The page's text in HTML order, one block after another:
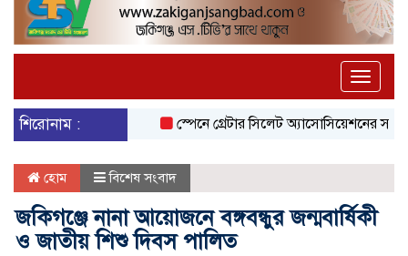
Toggle
শিরোনাম :
স্পেনে গ্রেটার সিলেট অ্যাসোসিয়েশনের
হোম বিশেষ সংবাদ
জকিগঞ্জে নানা আয়োজনে বঙ্গবন্ধুর জন্মবার্ষিকী
ও জাতীয় শিশু দিবস পালিত